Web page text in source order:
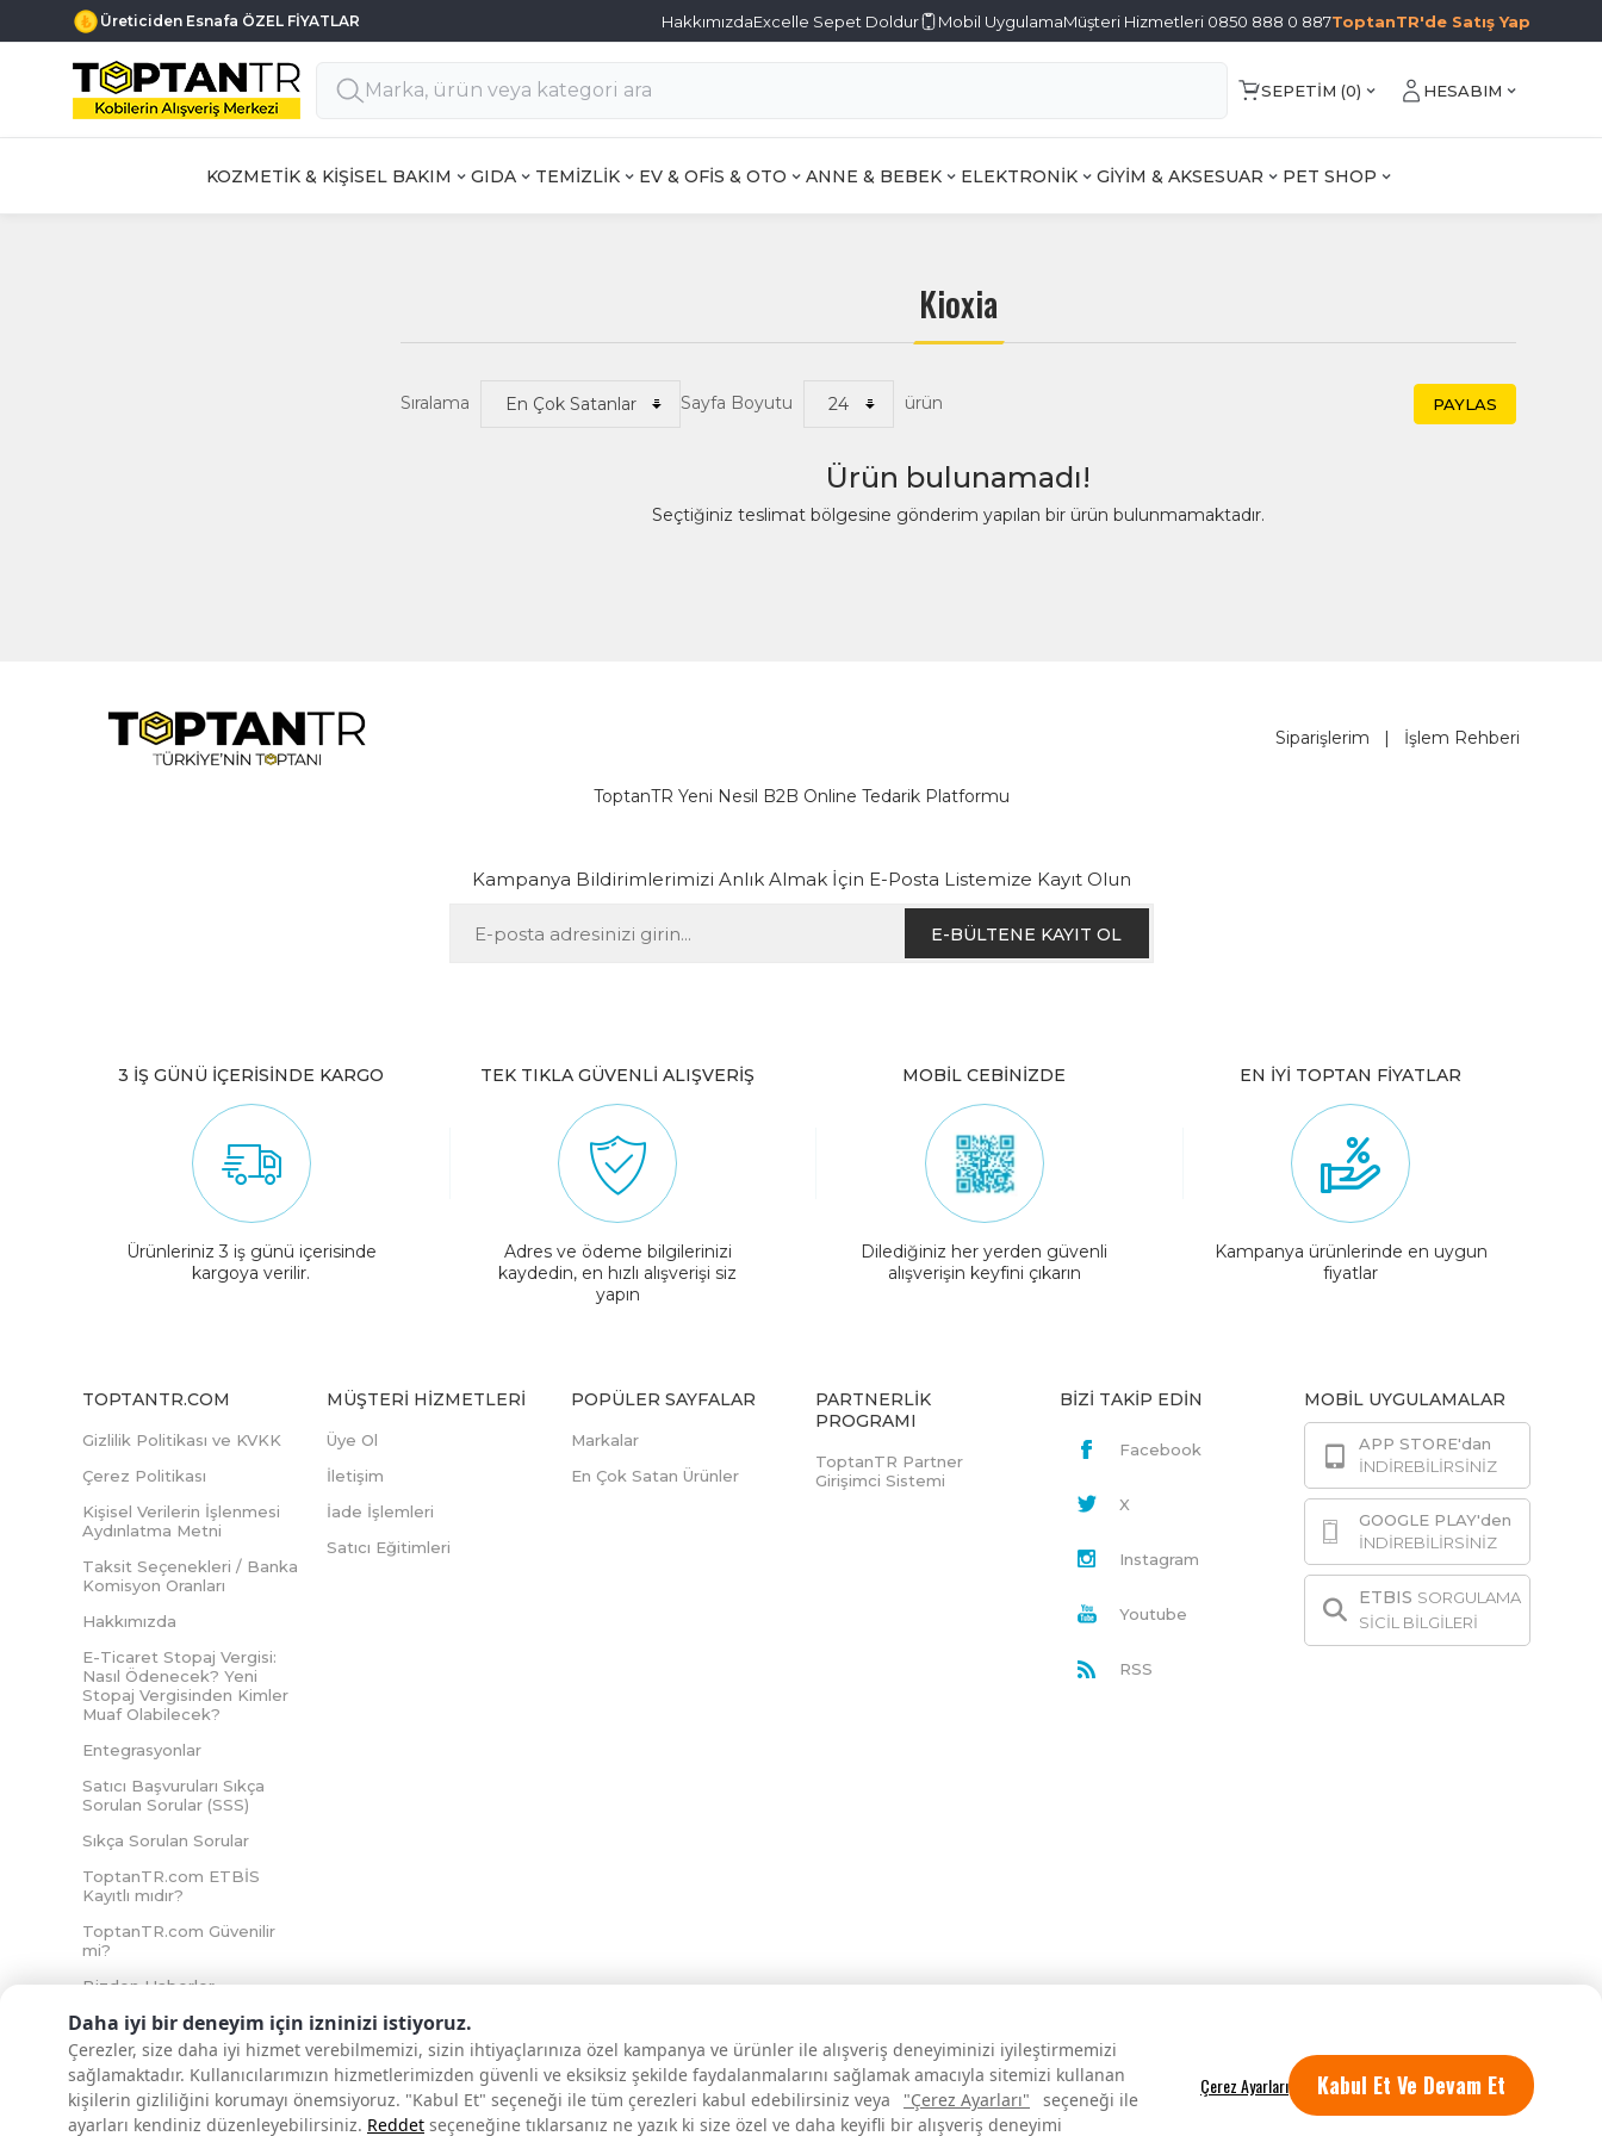
Daha iyi bir deneyim için izninizi istiyoruz.
Çerezler, size daha iyi hizmet verebilmemizi, sizin ihtiyaçlarınıza özel kampanya ve ürünler ile alışveriş deneyiminizi iyileştirmemizi
sağlamaktadır. Kullanıcılarımızın hizmetlerimizden güvenli ve eksiksiz şekilde faydalanmalarını sağlamak amacıyla sitemizi kullanan
kişilerin gizliliğini korumayı önemsiyoruz. "Kabul Et" seçeneği ile tüm çerezleri kabul edebilirsiniz veya
"Çerez Ayarları"
seçeneği ile
ayarları kendiniz düzenleyebilirsiniz. Reddet seçeneğine tıklarsanız ne yazık ki size özel ve daha keyifli bir alışveriş deneyimi
Kabul Et Ve Devam Et
Üreticiden Esnafa ÖZEL FİYATLAR HakkımızdaExcelle Sepet Doldur Mobil UygulamaMüşteri Hizmetleri 0850 888 0 887ToptanTR'de Satış Yap
SEPETIM (0) HESABIM
KOZMETİK & KİŞİSEL BAKIM GIDA TEMİZLİK EV & OFİS & OTO ANNE & BEBEK ELEKTRONİK GİYİM & AKSESUAR PET SHOP
Kioxia
Sıralama Sayfa Boyutu ürün PAYLAS
Ürün bulunamadı!
Seçtiğiniz teslimat bölgesine gönderim yapılan bir ürün bulunmamaktadır.
Siparişlerim İşlem Rehberi
ToptanTR Yeni Nesil B2B Online Tedarik Platformu
Kampanya Bildirimlerimizi Anlık Almak İçin E-Posta Listemize Kayıt Olun
E-BÜLTENE KAYIT OL
3 İŞ GÜNÜ İÇERİSİNDE KARGO
Ürünleriniz 3 iş günü içerisinde
kargoya verilir.
TEK TIKLA GÜVENLİ ALIŞVERİŞ
Adres ve ödeme bilgilerinizi
kaydedin, en hızlı alışverişi siz
yapın
MOBİL CEBİNİZDE
Dilediğiniz her yerden güvenli
alışverişin keyfini çıkarın
EN İYİ TOPTAN FİYATLAR
Kampanya ürünlerinde en uygun
fiyatlar
TOPTANTR.COM
Gizlilik Politikası ve KVKK
Çerez Politikası
Kişisel Verilerin İşlenmesi
Aydınlatma Metni
Taksit Seçenekleri / Banka
Komisyon Oranları
Hakkımızda
E-Ticaret Stopaj Vergisi:
Nasıl Ödenecek? Yeni
Stopaj Vergisinden Kimler
Muaf Olabilecek?
Entegrasyonlar
Satıcı Başvuruları Sıkça
Sorulan Sorular (SSS)
Sıkça Sorulan Sorular
ToptanTR.com ETBİS
Kayıtlı mıdır?
ToptanTR.com Güvenilir
mi?
Bizden Haberler
MÜŞTERI HIZMETLERI
Üye Ol
İletişim
İade İşlemleri
Satıcı Eğitimleri
POPÜLER SAYFALAR
Markalar
En Çok Satan Ürünler
PARTNERLIK
PROGRAMI
ToptanTR Partner
Girişimci Sistemi
BİZİ TAKİP EDİN
Facebook
X
Instagram
Youtube
RSS
MOBİL UYGULAMALAR
APP STORE'dan
İNDİREBİLİRSİNİZ
GOOGLE PLAY'den
İNDİREBİLİRSİNİZ
ETBIS SORGULAMA
SİCİL BİLGİLERİ
İNTERNETTE GÜVENLİ ALIŞVERİŞ
Tüm hakları saklıdır.